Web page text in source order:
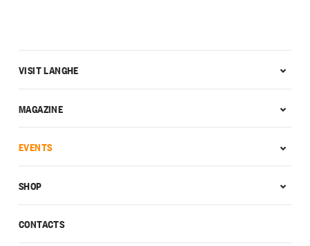
CONTACTS
VISIT LANGHE
MAGAZINE
EVENTS
SHOP